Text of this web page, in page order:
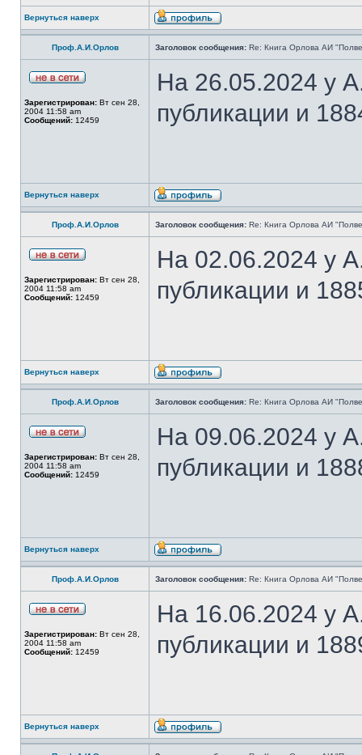
Вернуться наверх
Проф.А.И.Орлов Заголовок сообщения: Re: Книга Орлова АИ
Зарегистрирован: Вт сен 28,
2004 11:58 am
Сообщений: 12459
На 26.05.2024 у
публикации и
Вернуться наверх
Проф.А.И.Орлов Заголовок сообщения: Re: Книга Орлова АИ
Зарегистрирован: Вт сен 28,
2004 11:58 am
Сообщений: 12459
На 02.06.2024 у
публикации и
Вернуться наверх
Проф.А.И.Орлов Заголовок сообщения: Re: Книга Орлова АИ
Зарегистрирован: Вт сен 28,
2004 11:58 am
Сообщений: 12459
На 09.06.2024 у
публикации и
Вернуться наверх
Проф.А.И.Орлов Заголовок сообщения: Re: Книга Орлова АИ
Зарегистрирован: Вт сен 28,
2004 11:58 am
Сообщений: 12459
На 16.06.2024 у
публикации и
Вернуться наверх